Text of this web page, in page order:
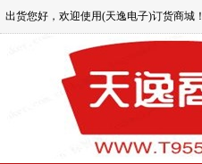
出货您好，欢迎使用(天逸电子)订货商城！